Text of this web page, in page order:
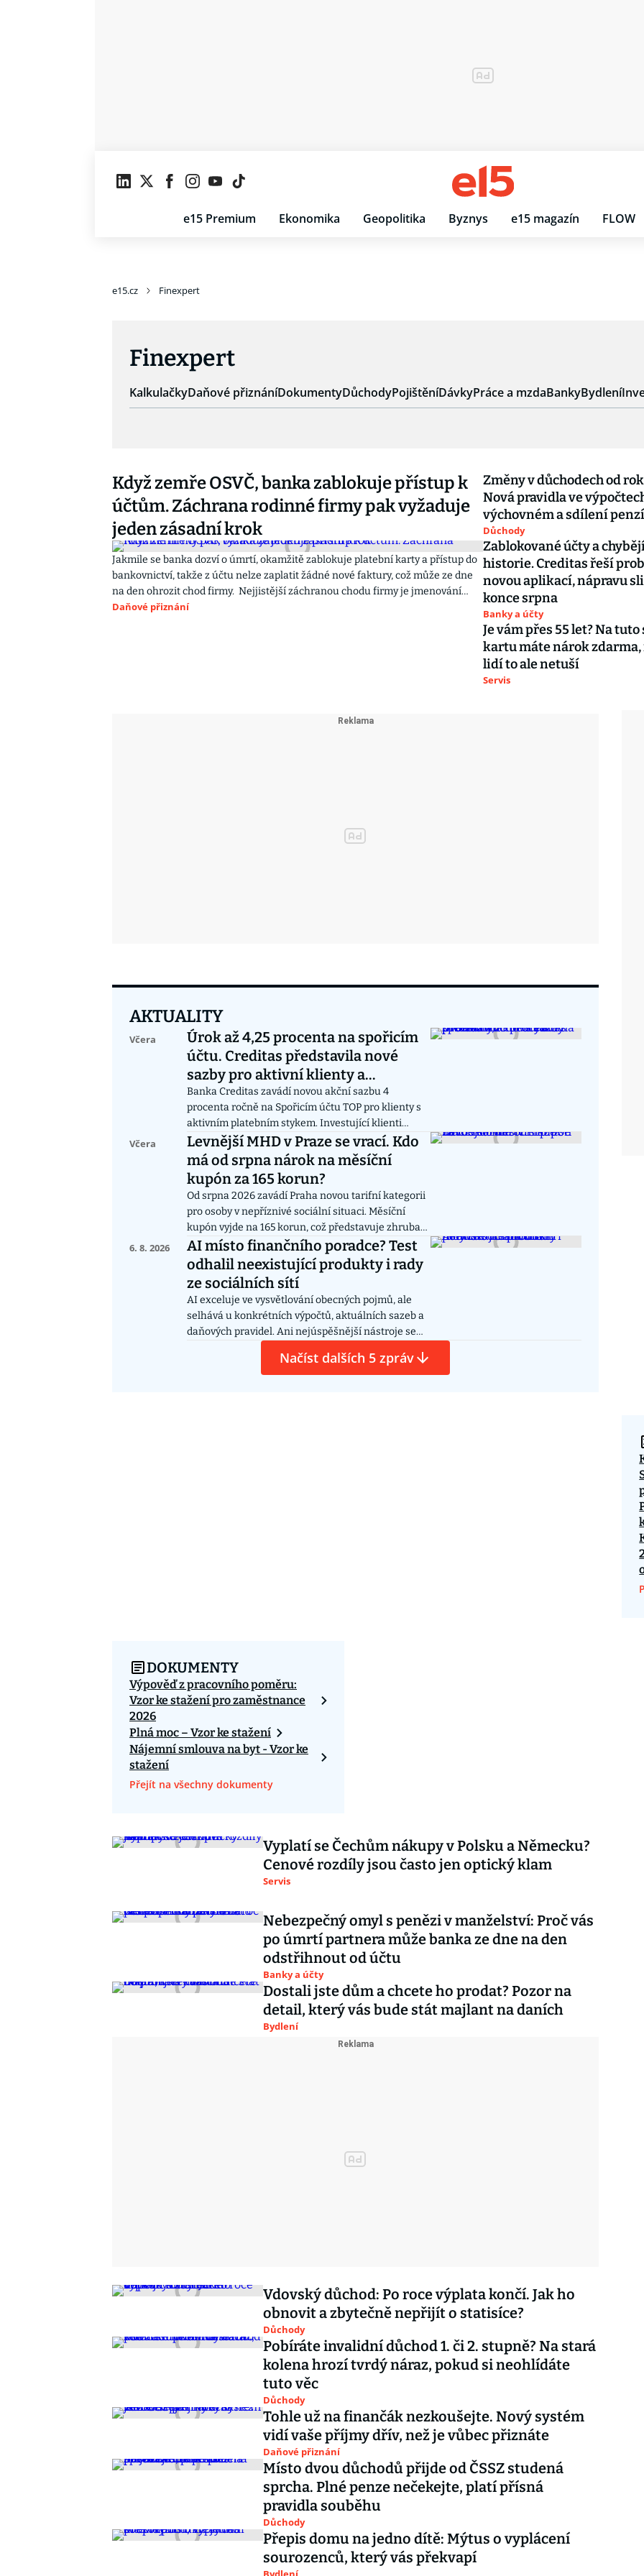
e15 Premium Ekonomika Geopolitika Byznys e15 magazín FLOW
e15.cz Finexpert
Finexpert
KalkulačkyDaňové přiznáníDokumentyDůchodyPojištěníDávkyPráce a mzdaBankyBydlení
Když zemře OSVČ, banka zablokuje přístup k
účtům. Záchrana rodinné firmy pak vyžaduje
jeden zásadní krok
Jakmile se banka dozví o úmrtí, okamžitě zablokuje platební karty a přístup do
bankovnictví, takže z účtu nelze zaplatit žádné nové faktury, což může ze dne
na den ohrozit chod firmy. Nejjistější záchranou chodu firmy je jmenování
správce pozůstalosti formou notářského zápisu ještě za života majitele.
Daňové přiznání
Změny v důchodech od
Nová pravidla ve
výchovném a sdílení penzí
Důchody
Zablokované účty a
historie. Creditas řeší
novou aplikací, nápravu
konce srpna
Banky a účty
Je vám přes 55 let? Na
kartu máte nárok zdarma,
lidí to ale netuší
Servis
AKTUALITY
Včera
Úrok až 4,25 procenta na spořicím
účtu. Creditas představila nové
sazby pro aktivní klienty a
investory
Banka Creditas zavádí novou akční sazbu 4
procenta ročně na Spořicím účtu TOP pro klienty s
aktivním platebním stykem. Investující klienti
mohou dosáhnout na maximální zhodnocení ve
výši 4,25 procenta ročně. Zůstatky nad 500 tisíc
korun jsou nově úročeny nadstandardní sazbou 3,3
procenta bez dalších podmínek.
Včera
Levnější MHD v Praze se vrací. Kdo
má od srpna nárok na měsíční
kupón za 165 korun?
Od srpna 2026 zavádí Praha novou tarifní kategorii
pro osoby v nepříznivé sociální situaci. Měsíční
kupón vyjde na 165 korun, což představuje zhruba
70procentní slevu oproti běžnému předplatnému.
Nárok je vázán na pobírání „složky na živobytí“ v
rámci nového systému sociální pomoci.
6. 8. 2026
AI místo finančního poradce? Test
odhalil neexistující produkty i rady
ze sociálních sítí
AI exceluje ve vysvětlování obecných pojmů, ale
selhává u konkrétních výpočtů, aktuálních sazeb a
daňových pravidel. Ani nejúspěšnější nástroje se
produktů nebo odkazování na neaktuální
poradenské služby. Některé modely při tvorbě
Načíst dalších 5 zpráv
DOKUMENTY
Výpověď z pracovního poměru:
Vzor ke stažení pro zaměstnance
2026
Plná moc – Vzor ke stažení
Nájemní smlouva na byt - Vzor ke
stažení
Přejít na všechny dokumenty
Vyplatí se Čechům nákupy v Polsku a Německu?
Cenové rozdíly jsou často jen optický klam
Servis
Nebezpečný omyl s penězi v manželství: Proč vás
po úmrtí partnera může banka ze dne na den
odstřihnout od účtu
Banky a účty
Dostali jste dům a chcete ho prodat? Pozor na
detail, který vás bude stát majlant na daních
Bydlení
Vdovský důchod: Po roce výplata končí. Jak ho
obnovit a zbytečně nepřijít o statisíce?
Důchody
Pobíráte invalidní důchod 1. či 2. stupně? Na stará
kolena hrozí tvrdý náraz, pokud si neohlídáte
tuto věc
Důchody
Tohle už na finančák nezkoušejte. Nový systém
vidí vaše příjmy dřív, než je vůbec přiznáte
Daňové přiznání
Místo dvou důchodů přijde od ČSSZ studená
sprcha. Plné penze nečekejte, platí přísná
pravidla souběhu
Důchody
Přepis domu na jedno dítě: Mýtus o vyplácení
sourozenců, který vás překvapí